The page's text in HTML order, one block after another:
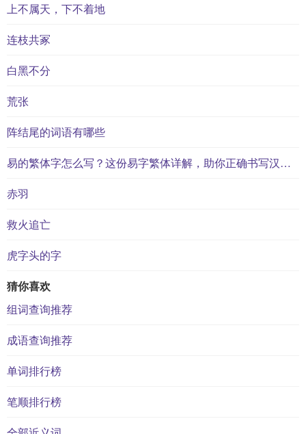
上不属天，下不着地
连枝共冢
白黑不分
荒张
阵结尾的词语有哪些
易的繁体字怎么写？这份易字繁体详解，助你正确书写汉字_汉字繁体学习
赤羽
救火追亡
虎字头的字
猜你喜欢
组词查询推荐
成语查询推荐
单词排行榜
笔顺排行榜